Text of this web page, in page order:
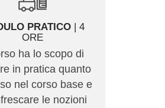
PRATICO| 4
ORE
ha lo scopo di
in pratica quanto
nel corso base e
le nozioni